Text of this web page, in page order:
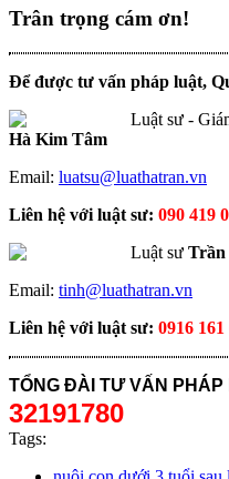
Trân trọng cám ơn!
Để được tư vấn pháp luật,
Luật sư -
Hà Kim Tâm
Email: luatsu@luathatran.vn
Liên hệ với luật sư: 090 419
Luật sư
Email: tinh@luathatran.vn
Liên hệ với luật sư: 0916 161
TỔNG ĐÀI TƯ VẤN PHÁP
32191780
Tags: